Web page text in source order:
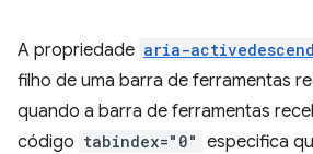
A propriedade aria-
filho de uma barra de ferramentas
quando a barra de ferramentas
código tabindex="0" especifica